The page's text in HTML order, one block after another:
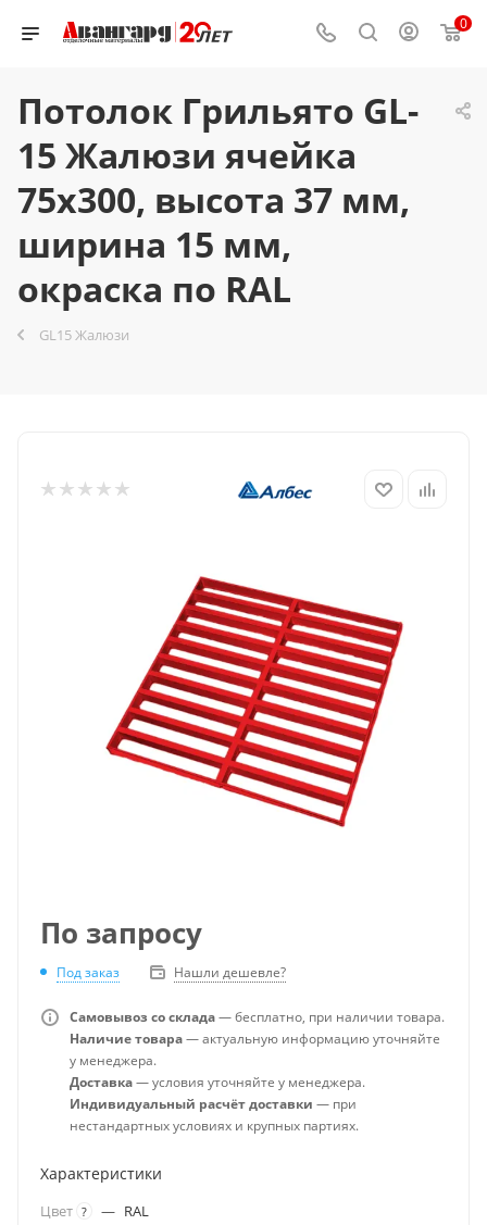
0
Потолок Грильято GL-
15 Жалюзи ячейка
75x300, высота 37 мм,
ширина 15 мм,
окраска по RAL
GL15 Жалюзи
По запросу
Под заказ Нашли дешевле?
Самовывоз со склада— бесплатно, при наличии товара.
Наличие товара— актуальную информацию уточняйте
у менеджера.
Доставка— условия уточняйте у менеджера.
Индивидуальный расчёт доставки — при
нестандартных условиях и крупных партиях.
Характеристики
Цвет ? — RAL